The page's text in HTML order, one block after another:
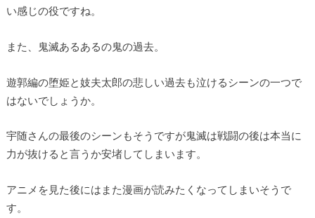
い感じの役ですね。
また、鬼滅あるあるの鬼の過去。
遊郭編の堕姫と妓夫太郎の悲しい過去も泣けるシーンの一つで
はないでしょうか。
宇随さんの最後のシーンもそうですが鬼滅は戦闘の後は本当に
力が抜けると言うか安堵してしまいます。
アニメを見た後にはまた漫画が読みたくなってしまいそうで
す。